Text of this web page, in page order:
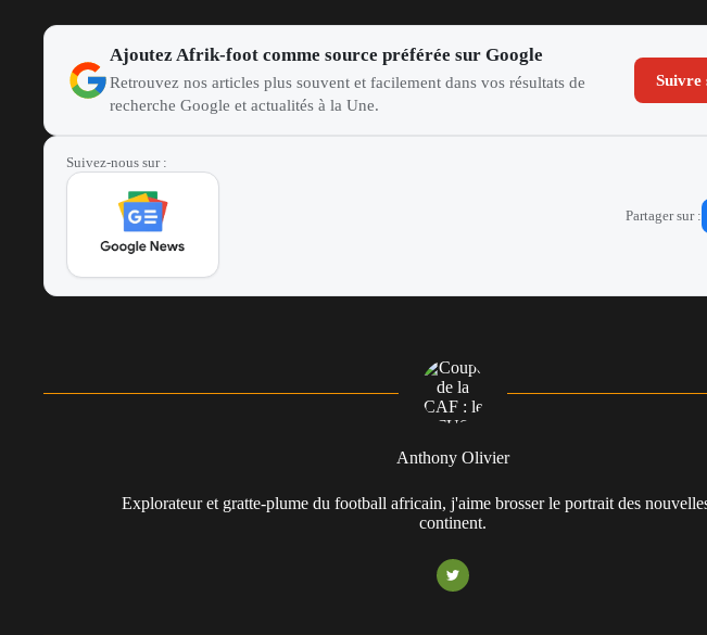
Ajoutez Afrik-foot comme source préférée sur Google
Retrouvez nos articles plus souvent et facilement dans vos résultats de
recherche Google et actualités à la Une.
Suivre
Suivez-nous sur :
Partager sur :
Anthony Olivier
Explorateur et gratte-plume du football africain, j'aime brosser le portrait des
continent.